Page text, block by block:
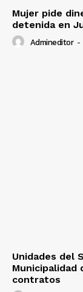
Mujer pide
detenida en
Admineditor -
Unidades del
Municipalidad
contratos